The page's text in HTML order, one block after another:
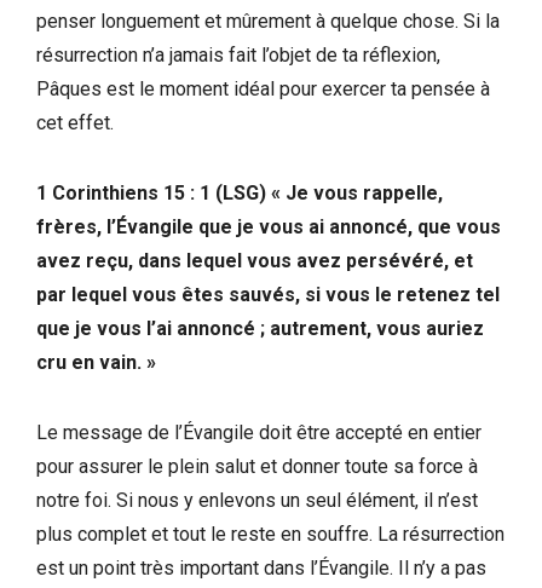
penser longuement et mûrement à quelque chose. Si la
résurrection n’a jamais fait l’objet de ta réflexion,
Pâques est le moment idéal pour exercer ta pensée à
cet effet.
1 Corinthiens 15 : 1 (LSG) « Je vous rappelle,
frères, l’Évangile que je vous ai annoncé, que vous
avez reçu, dans lequel vous avez persévéré, et
par lequel vous êtes sauvés, si vous le retenez tel
que je vous l’ai annoncé ; autrement, vous auriez
cru en vain. »
Le message de l’Évangile doit être accepté en entier
pour assurer le plein salut et donner toute sa force à
notre foi. Si nous y enlevons un seul élément, il n’est
plus complet et tout le reste en souffre. La résurrection
est un point très important dans l’Évangile. Il n’y a pas